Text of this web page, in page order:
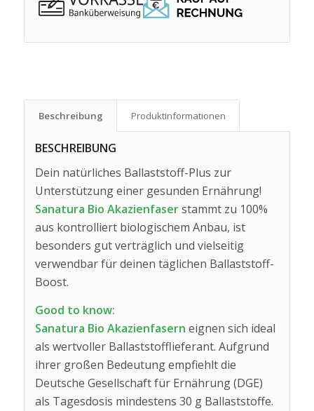
Beschreibung Produkt­informationen
BESCHREIBUNG
Dein natürliches Ballaststoff-Plus zur
Unterstützung einer gesunden Ernährung!
Sanatura Bio Akazienfaserstammt zu 100%
aus kontrolliert biologischem Anbau, ist
besonders gut verträglich und vielseitig
verwendbar für deinen täglichen Ballaststoff-
Boost.
Good to know:
Sanatura Bio Akazienfasern eignen sich ideal
als wertvoller Ballaststofflieferant. Aufgrund
ihrer großen Bedeutung empfiehlt die
Deutsche Gesellschaft für Ernährung (DGE)
als Tagesdosis mindestens 30 g Ballaststoffe.